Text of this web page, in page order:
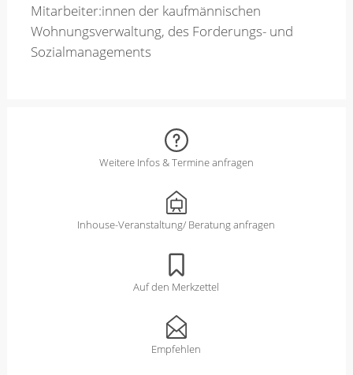
Mitarbeiter:innen der kaufmännischen
Wohnungsverwaltung, des Forderungs- und
Sozialmanagements
Weitere Infos & Termine anfragen
Inhouse-Veranstaltung/ Beratung anfragen
Auf den Merkzettel
Empfehlen